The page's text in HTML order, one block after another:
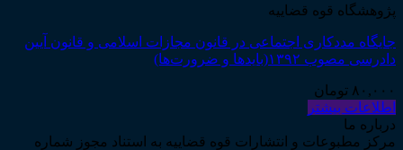
پژوهشگاه قوه قضاییه
جایگاه مددکاری اجتماعی در قانون مجازات اسلامی و قانون آیین
دادرسی مصوب ۱۳۹۲(بایدها و ضرورت‌ها)
۸۰,۰۰۰ تومان
اطلاعات بیشتر
درباره ما
مرکز مطبوعات و انتشارات قوه قضاییه به استناد مجوز شماره